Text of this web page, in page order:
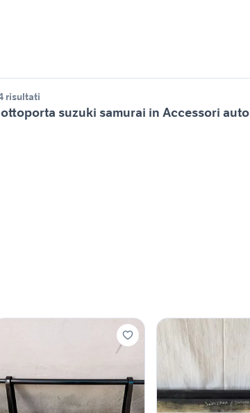
risultati
suzuki samurai in Accessori auto